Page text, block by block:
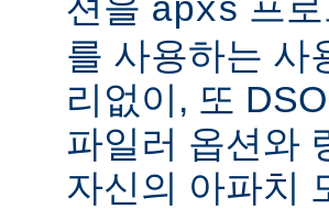
apxs
를 사용하는 사
리없이, 또
파일러 옵션와
자신의 아파치